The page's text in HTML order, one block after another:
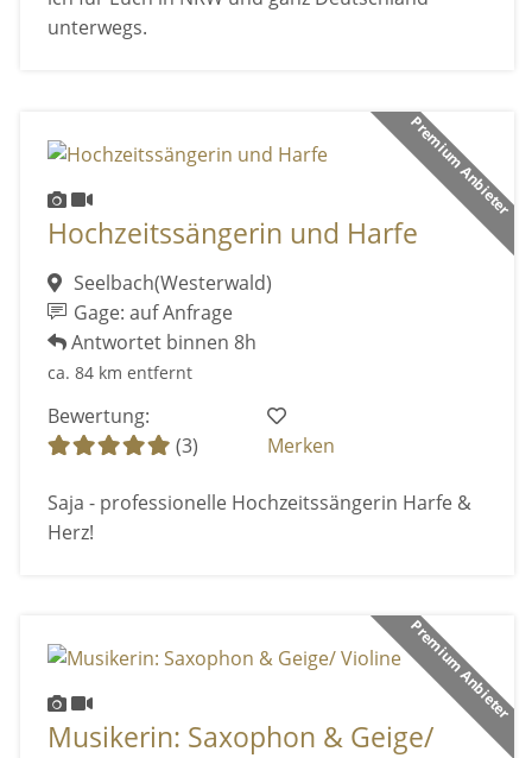
unterwegs.
Premium Anbieter
Hochzeitssängerin und Harfe
Seelbach(Westerwald)
Gage: auf Anfrage
Antwortet binnen 8h
ca. 84 km entfernt
Bewertung:
(3)
Merken
Saja - professionelle Hochzeitssängerin Harfe &
Herz!
Premium Anbieter
Musikerin: Saxophon & Geige/